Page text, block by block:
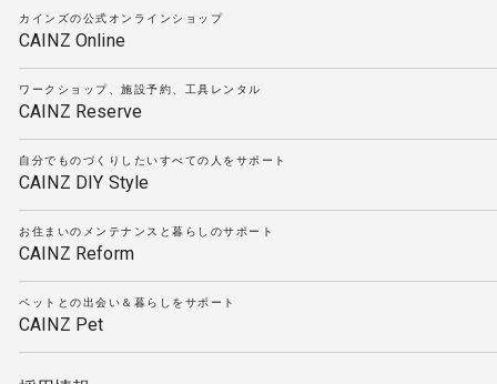
カインズの公式オンラインショップ
CAINZ Online
ワークショップ、施設予約、工具レンタル
CAINZ Reserve
自分でものづくりしたいすべての人をサポート
CAINZ DIY Style
お住まいのメンテナンスと暮らしのサポート
CAINZ Reform
ペットとの出会い＆暮らしをサポート
CAINZ Pet